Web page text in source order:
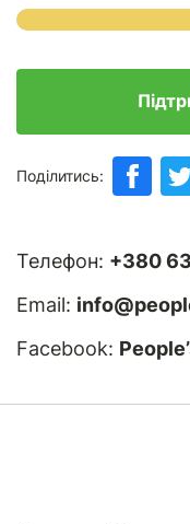
Поділитись:
Телефон: +380
Email:
Facebook: